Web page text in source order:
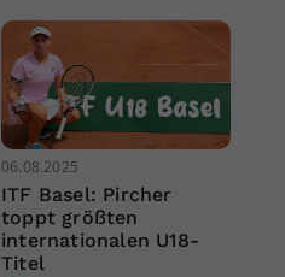
06.08.2025
ITF Basel: Pircher
toppt größten
internationalen U18-
Titel